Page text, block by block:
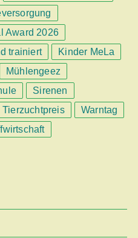
Award 2026
trainiert
Kinder MeLa
Mühlengeez
Sirenen
Tierzuchtpreis
Warntag